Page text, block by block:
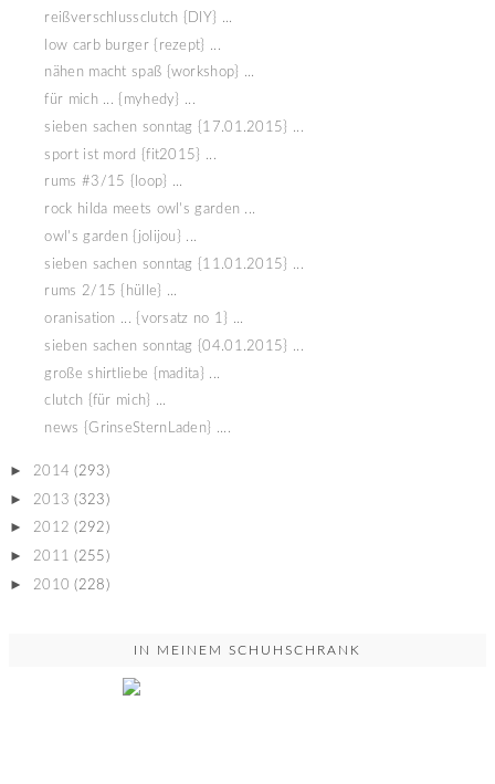
reißverschlussclutch {DIY} ...
low carb burger {rezept} ...
nähen macht spaß {workshop} ...
für mich ... {myhedy} ...
sieben sachen sonntag {17.01.2015} ...
sport ist mord {fit2015} ...
rums #3/15 {loop} ...
rock hilda meets owl's garden ...
owl's garden {jolijou} ...
sieben sachen sonntag {11.01.2015} ...
rums 2/15 {hülle} ...
oranisation ... {vorsatz no 1} ...
sieben sachen sonntag {04.01.2015} ...
große shirtliebe {madita} ...
clutch {für mich} ...
news {GrinseSternLaden} ....
► 2014 (293)
► 2013 (323)
► 2012 (292)
► 2011 (255)
► 2010 (228)
IN MEINEM SCHUHSCHRANK